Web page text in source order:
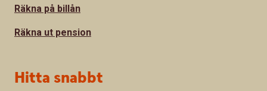
Räkna på billån
Räkna ut pension
Hitta snabbt